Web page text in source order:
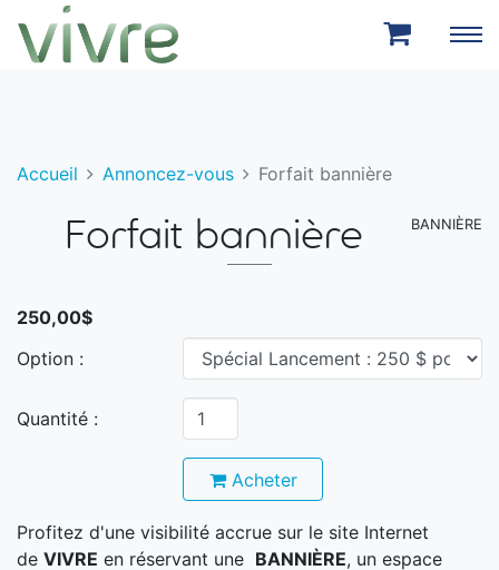
Aller au menu principal
Aller au contenu principal
Accueil Annoncez-vous Forfait bannière
BANNIÈRE
Forfait bannière
250,00$
Option :
Quantité :
Acheter
Profitez d'une visibilité accrue sur le site Internet
de VIVRE en réservant une BANNIÈRE, un espace